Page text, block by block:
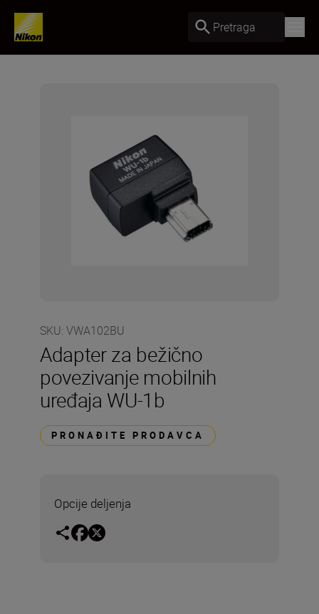
Pretraga
SKU: VWA102BU
Adapter za bežično
povezivanje mobilnih
uređaja WU-1b
PRONAĐITE PRODAVCA
Opcije deljenja